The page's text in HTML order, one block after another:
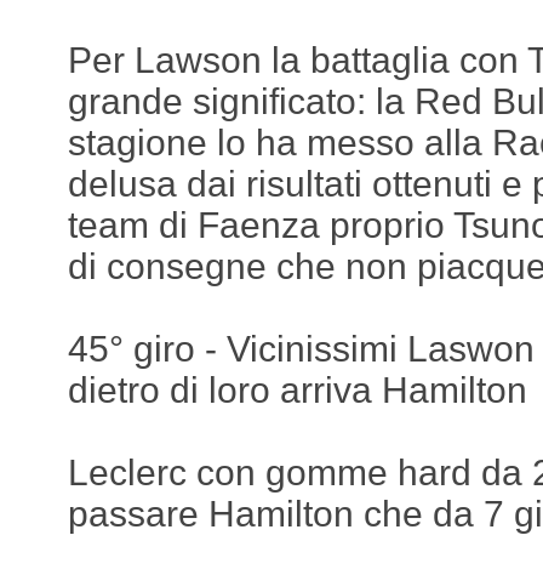
Per Lawson la battaglia con
grande significato: la Red
stagione lo ha messo alla
delusa dai risultati ottenuti e
team di Faenza proprio
di consegne che non
45° giro - Vicinissimi
dietro di loro arriva Hamilton
Leclerc con gomme hard da
passare Hamilton che da 7